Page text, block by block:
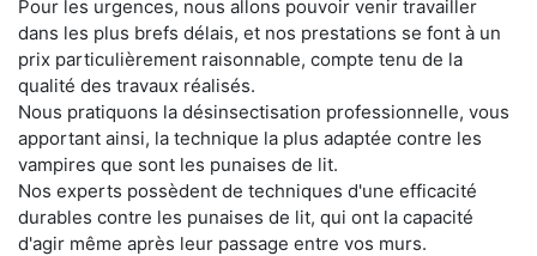
Pour les urgences, nous allons pouvoir venir travailler
dans les plus brefs délais, et nos prestations se font à un
prix particulièrement raisonnable, compte tenu de la
qualité des travaux réalisés.
Nous pratiquons la désinsectisation professionnelle, vous
apportant ainsi, la technique la plus adaptée contre les
vampires que sont les punaises de lit.
Nos experts possèdent de techniques d'une efficacité
durables contre les punaises de lit, qui ont la capacité
d'agir même après leur passage entre vos murs.